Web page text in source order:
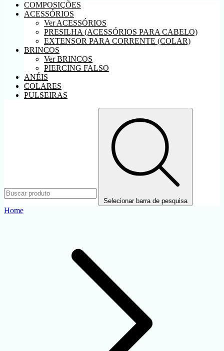
COMPOSIÇÕES
ACESSÓRIOS
Ver ACESSÓRIOS
PRESILHA (ACESSÓRIOS PARA CABELO)
EXTENSOR PARA CORRENTE (COLAR)
BRINCOS
Ver BRINCOS
PIERCING FALSO
ANÉIS
COLARES
PULSEIRAS
Selecionar barra de pesquisa
Home